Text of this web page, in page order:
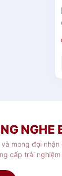
NGHE
mong đợi
cấp trải